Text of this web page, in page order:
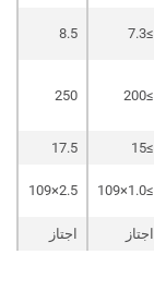
≥7.3
8.5
≥200
250
≥15
17.5
≥1.0×109
2.5×109
اجتاز اجتاز